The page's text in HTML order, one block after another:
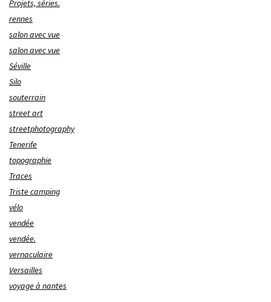
Projets, séries.
rennes
salon avec vue
salon avec vue
Séville
Silo
souterrain
street art
streetphotography
Tenerife
topographie
Traces
Triste camping
vélo
vendée
vendée.
vernaculaire
Versailles
voyage à nantes